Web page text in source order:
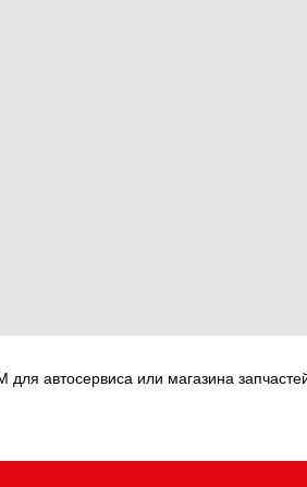
для автосервиса или магазина